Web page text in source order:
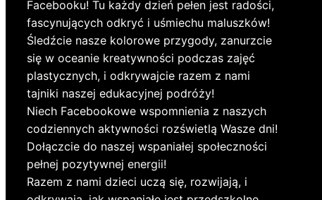
Facebooku! Tu każdy dzień pełen jest radości,
fascynujących odkryć i uśmiechu maluszków!
Śledźcie nasze kolorowe przygody, zanurzcie
się w oceanie kreatywności podczas zajęć
plastycznych, i odkrywajcie razem z nami
tajniki naszej edukacyjnej podróży!
Niech Facebookowe wspomnienia z naszych
codziennych aktywności rozświetlą Wasze dni!
Dołączcie do naszej wspaniałej społeczności
pełnej pozytywnej energii!
Razem z nami dzieci uczą się, rozwijają, i